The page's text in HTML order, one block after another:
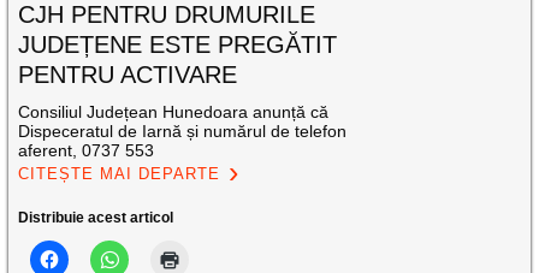
CJH PENTRU DRUMURILE
JUDEȚENE ESTE PREGĂTIT
PENTRU ACTIVARE
Consiliul Județean Hunedoara anunță că
Dispeceratul de Iarnă și numărul de telefon
aferent, 0737 553
CITEȘTE MAI DEPARTE
Distribuie acest articol